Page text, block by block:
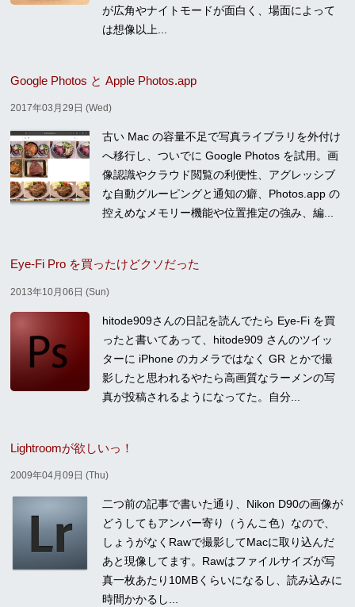
が広角やナイトモードが面白く、場面によって
は想像以上...
Google Photos と Apple Photos.app
2017年03月29日 (Wed)
古い Mac の容量不足で写真ライブラリを外付け
へ移行し、ついでに Google Photos を試用。画
像認識やクラウド閲覧の利便性、アグレッシブ
な自動グルーピングと通知の癖、Photos.app の
控えめなメモリー機能や位置推定の強み、編...
Eye-Fi Pro を買ったけどクソだった
2013年10月06日 (Sun)
hitode909さんの日記を読んでたら Eye-Fi を買
ったと書いてあって、hitode909 さんのツイッ
ターに iPhone のカメラではなく GR とかで撮
影したと思われるやたら高画質なラーメンの写
真が投稿されるようになってた。自分...
Lightroomが欲しいっ！
2009年04月09日 (Thu)
二つ前の記事で書いた通り、Nikon D90の画像が
どうしてもアンバー寄り（うんこ色）なので、
しょうがなくRawで撮影してMacに取り込んだ
あと現像してます。Rawはファイルサイズが写
真一枚あたり10MBくらいになるし、読み込みに
時間かかるし...